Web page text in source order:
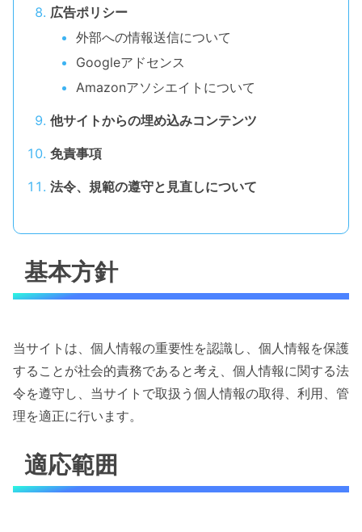
広告ポリシー
外部への情報送信について
Googleアドセンス
Amazonアソシエイトについて
他サイトからの埋め込みコンテンツ
免責事項
法令、規範の遵守と見直しについて
基本方針
当サイトは、個人情報の重要性を認識し、個人情報を保護
することが社会的責務であると考え、個人情報に関する法
令を遵守し、当サイトで取扱う個人情報の取得、利用、管
理を適正に行います。
適応範囲